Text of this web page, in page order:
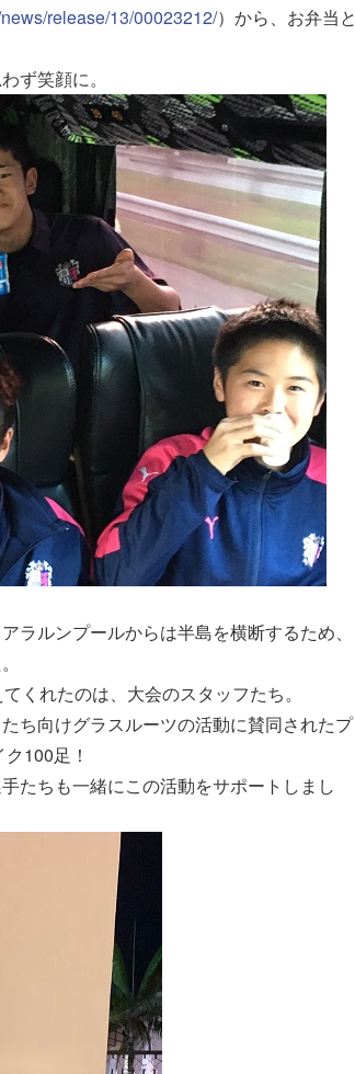
release/13/00023212/）から、お弁当と
ず笑顔に。
ラルンプールからは半島を横断するため、
くれたのは、大会のスタッフたち。
ち向けグラスルーツの活動に賛同されたプ
100足！
たちも一緒にこの活動をサポートしまし